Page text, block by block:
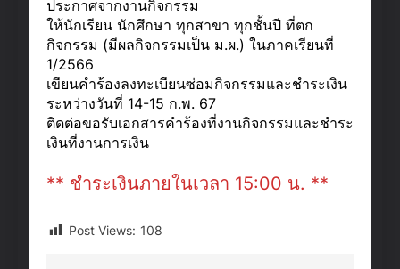
ประกาศจากงานกิจกรรม
ให้นักเรียน นักศึกษา ทุกสาขา ทุกชั้นปี ที่ตก
กิจกรรม (มีผลกิจกรรมเป็น ม.ผ.) ในภาคเรียนที่
1/2566
เขียนคำร้องลงทะเบียนซ่อมกิจกรรมและชำระเงิน
ระหว่างวันที่ 14-15 ก.พ. 67
ติดต่อขอรับเอกสารคำร้องที่งานกิจกรรมและชำระ
เงินที่งานการเงิน
** ชำระเงินภายในเวลา 15:00 น. **
Post Views: 108